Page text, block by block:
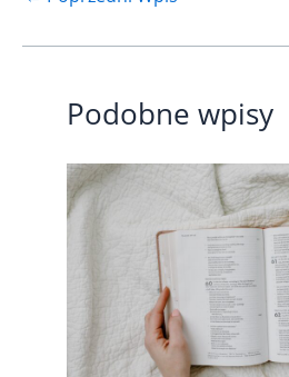
Podobne wpisy